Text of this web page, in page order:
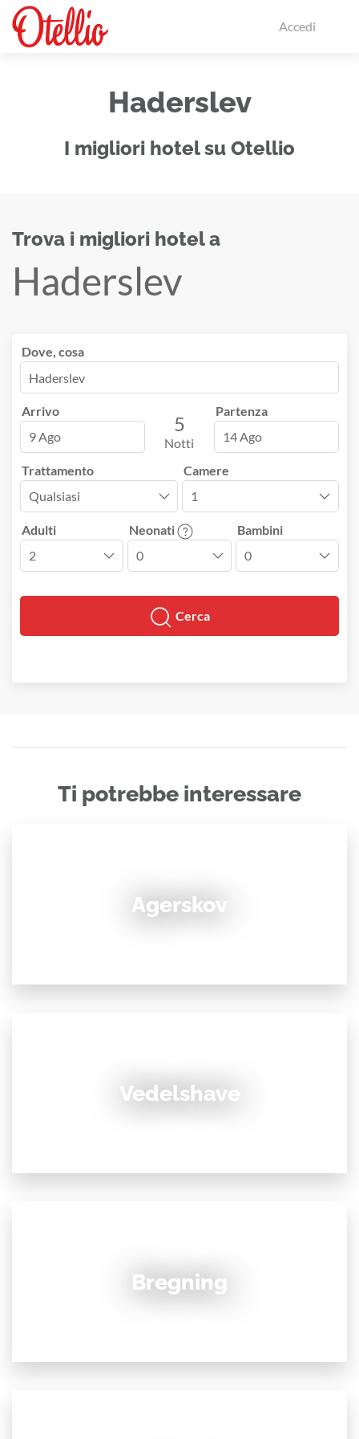
Accedi
Haderslev
I migliori hotel su Otellio
Trova i migliori hotel a
Haderslev
Dove, cosa
Arrivo
9 Ago
5
Notti
Partenza
14 Ago
Trattamento Camere
Adulti Neonati Bambini
Cerca
Ti potrebbe interessare
Agerskov
Vedelshave
Bregning